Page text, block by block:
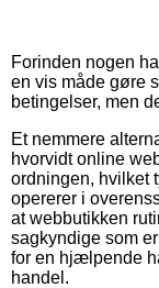
Forinden nogen
en vis måde gøre
betingelser, men
Et nemmere
hvorvidt online
ordningen, hvilket
opererer i
at webbutikken
sagkyndige som
for en hjælpende
handel.